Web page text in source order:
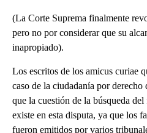
(La Corte Suprema finalmente
pero no por considerar que su
inapropiado).
Los escritos de los amicus curiae
caso de la ciudadanía por derecho
que la cuestión de la búsqueda
existe en esta disputa, ya que los
fueron emitidos por varios